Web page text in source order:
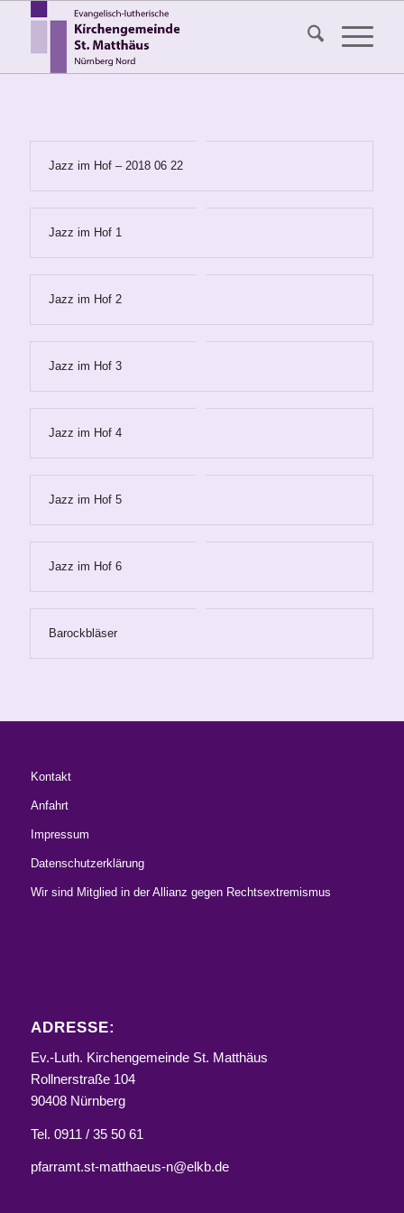
Jazz im Hof – 2018 06 22
Jazz im Hof 1
Jazz im Hof 2
Jazz im Hof 3
Jazz im Hof 4
Jazz im Hof 5
Jazz im Hof 6
Barockbläser
Kontakt
Anfahrt
Impressum
Datenschutzerklärung
Wir sind Mitglied in der Allianz gegen Rechtsextremismus
ADRESSE:
Ev.-Luth. Kirchengemeinde St. Matthäus
Rollnerstraße 104
90408 Nürnberg
Tel. 0911 / 35 50 61
pfarramt.st-matthaeus-n@elkb.de